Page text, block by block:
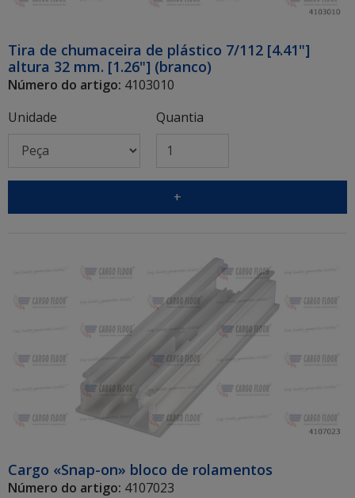
Tira de chumaceira de plástico 7/112 [4.41"]
altura 32 mm. [1.26"] (branco)
Número do artigo: 4103010
Unidade
Quantia
+
Cargo «Snap-on» bloco de rolamentos
Número do artigo: 4107023